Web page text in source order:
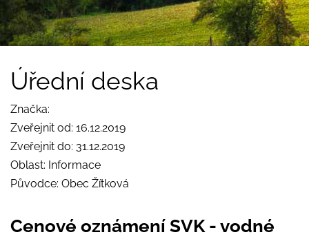
Úřední deska
Značka:
Zveřejnit od: 16.12.2019
Zveřejnit do: 31.12.2019
Oblast: Informace
Původce: Obec Žítková
Cenové oznámení SVK - vodné